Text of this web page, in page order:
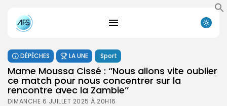
DÉPÊCHES LA UNE Sport
Mame Moussa Cissé : ‘’Nous allons vite oublier
ce match pour nous concentrer sur la
rencontre avec la Zambie’’
DIMANCHE 6 JUILLET 2025 À 20H16